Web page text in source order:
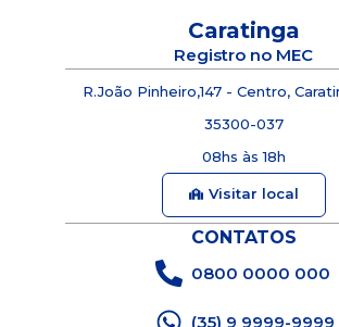
Caratinga
Registro no MEC
R.João Pinheiro,147 - Centro,
35300-037
08hs às 18h
Visitar local
CONTATOS
0800 0000 000
(35) 9 9999-9999